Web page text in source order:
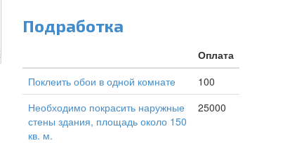
Подработка
Оплата
Поклеить обои в одной комнате
100
Необходимо покрасить наружные
стены здания, площадь около 150
кв. м.
25000